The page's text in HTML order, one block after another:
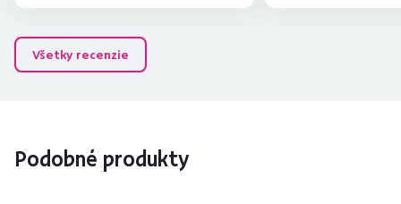
Všetky recenzie
Podobné produkty